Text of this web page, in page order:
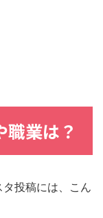
職業は？
投稿には、こん